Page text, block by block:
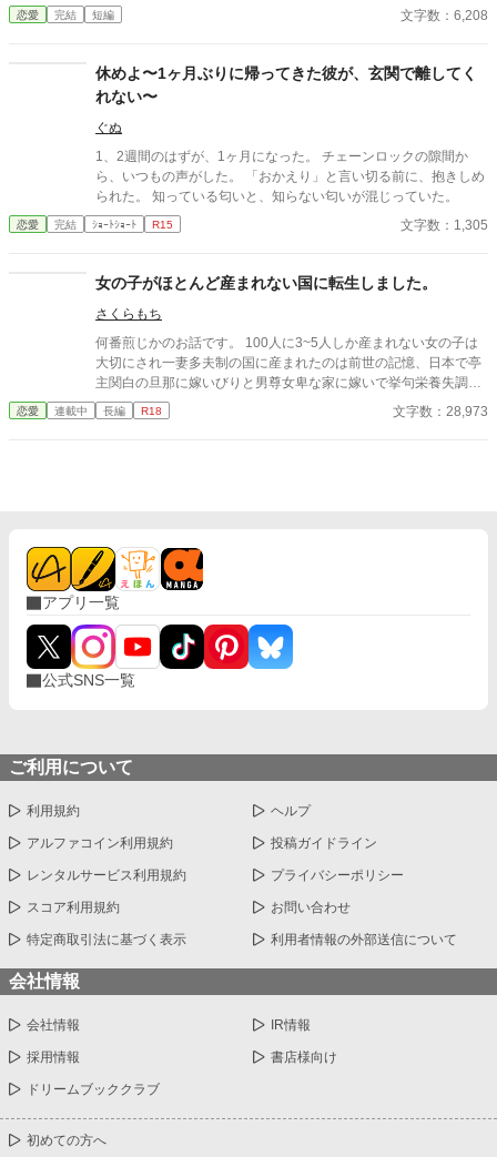
恋愛 完結 短編 文字数：6,208
休めよ〜1ヶ月ぶりに帰ってきた彼が、玄関で離してく
れない〜
ぐぬ
1、2週間のはずが、1ヶ月になった。 チェーンロックの隙間か
ら、いつもの声がした。 「おかえり」と言い切る前に、抱きしめ
られた。 知っている匂いと、知らない匂いが混じっていた。
恋愛 完結 ｼｮｰﾄｼｮｰﾄ R15 文字数：1,305
女の子がほとんど産まれない国に転生しました。
さくらもち
何番煎じかのお話です。 100人に3~5人しか産まれない女の子は
大切にされ一妻多夫制の国に産まれたのは前世の記憶、日本で亭
主関白の旦那に嫁いびりと男尊女卑な家に嫁いで挙句栄養失調と
過労死と言う令和になってもまだ昭和な家庭！でありえない最後
を迎えてしまった清水 理央、享年44歳 そんな彼女を不憫に思っ
恋愛 連載中 長編 R18 文字数：28,973
アプリ一覧
公式SNS一覧
ご利用について
利用規約 ヘルプ
アルファコイン利用規約 投稿ガイドライン
レンタルサービス利用規約 プライバシーポリシー
スコア利用規約 お問い合わせ
特定商取引法に基づく表示 利用者情報の外部送信について
会社情報
会社情報 IR情報
採用情報 書店様向け
ドリームブッククラブ
初めての方へ